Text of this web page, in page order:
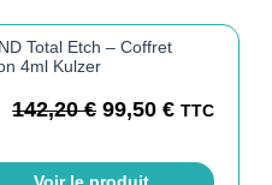
Total Etch – Coffret
4ml Kulzer
142,20€ 99,50€ TTC
Voir le produit